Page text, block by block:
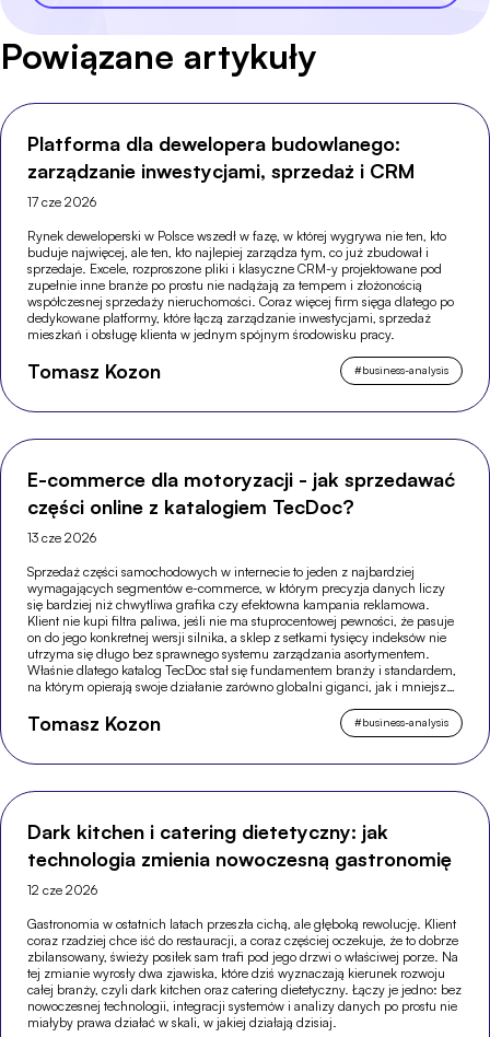
Powiązane artykuły
Platforma dla dewelopera budowlanego:
zarządzanie inwestycjami, sprzedaż i CRM
17 cze 2026
Rynek deweloperski w Polsce wszedł w fazę, w której wygrywa nie ten, kto
buduje najwięcej, ale ten, kto najlepiej zarządza tym, co już zbudował i
sprzedaje. Excele, rozproszone pliki i klasyczne CRM-y projektowane pod
zupełnie inne branże po prostu nie nadążają za tempem i złożonością
współczesnej sprzedaży nieruchomości. Coraz więcej firm sięga dlatego po
dedykowane platformy, które łączą zarządzanie inwestycjami, sprzedaż
mieszkań i obsługę klienta w jednym spójnym środowisku pracy.
Tomasz Kozon #business-analysis
E-commerce dla motoryzacji - jak sprzedawać
części online z katalogiem TecDoc?
13 cze 2026
Sprzedaż części samochodowych w internecie to jeden z najbardziej
wymagających segmentów e-commerce, w którym precyzja danych liczy
się bardziej niż chwytliwa grafika czy efektowna kampania reklamowa.
Klient nie kupi filtra paliwa, jeśli nie ma stuprocentowej pewności, że pasuje
on do jego konkretnej wersji silnika, a sklep z setkami tysięcy indeksów nie
utrzyma się długo bez sprawnego systemu zarządzania asortymentem.
Właśnie dlatego katalog TecDoc stał się fundamentem branży i standardem,
na którym opierają swoje działanie zarówno globalni giganci, jak i mniejsze,
Tomasz Kozon #business-analysis
Dark kitchen i catering dietetyczny: jak
technologia zmienia nowoczesną gastronomię
12 cze 2026
Gastronomia w ostatnich latach przeszła cichą, ale głęboką rewolucję. Klient
coraz rzadziej chce iść do restauracji, a coraz częściej oczekuje, że to dobrze
zbilansowany, świeży posiłek sam trafi pod jego drzwi o właściwej porze. Na
tej zmianie wyrosły dwa zjawiska, które dziś wyznaczają kierunek rozwoju
całej branży, czyli dark kitchen oraz catering dietetyczny. Łączy je jedno: bez
nowoczesnej technologii, integracji systemów i analizy danych po prostu nie
miałyby prawa działać w skali, w jakiej działają dzisiaj.